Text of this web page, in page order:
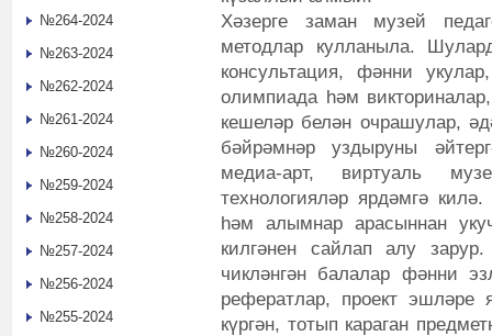
Хәзерге заман музей
методлар кулланыла.
консультация, фәнни
олимпиада һәм
кешеләр белән очрашулар,
бәйрәмнәр уздыруны
медиа-арт, виртуаль
технологияләр ярдәмгә
һәм алымнар арасыннан
килгәнен сайлап алу
чикләнгән балалар фәнни
рефератлар, проект
күргән, тотып караган
№264-2024
№263-2024
№262-2024
№261-2024
№260-2024
№259-2024
№258-2024
№257-2024
№256-2024
№255-2024